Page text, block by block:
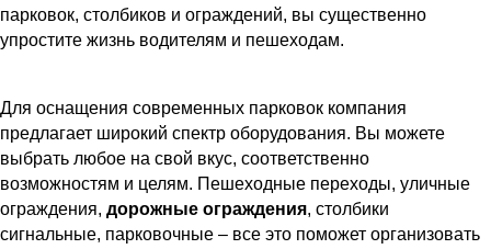
парковок, столбиков и ограждений, вы существенно
упростите жизнь водителям и пешеходам.
Для оснащения современных парковок компания
предлагает широкий спектр оборудования. Вы можете
выбрать любое на свой вкус, соответственно
возможностям и целям. Пешеходные переходы, уличные
ограждения, дорожные ограждения, столбики
сигнальные, парковочные – все это поможет организовать